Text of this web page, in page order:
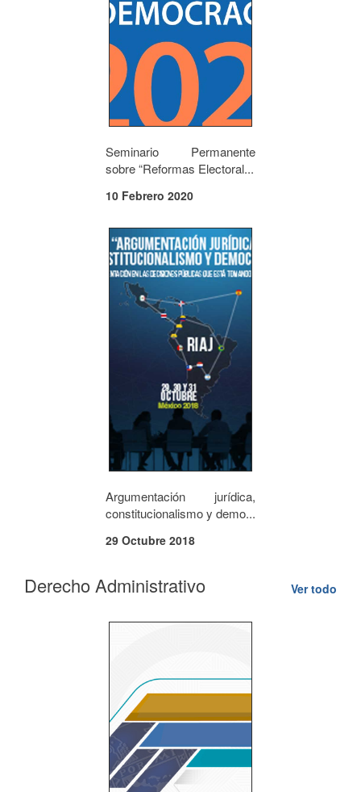
Seminario Permanente
sobre “Reformas Electoral...
10 Febrero 2020
Argumentación jurídica,
constitucionalismo y demo...
29 Octubre 2018
Derecho Administrativo Ver todo